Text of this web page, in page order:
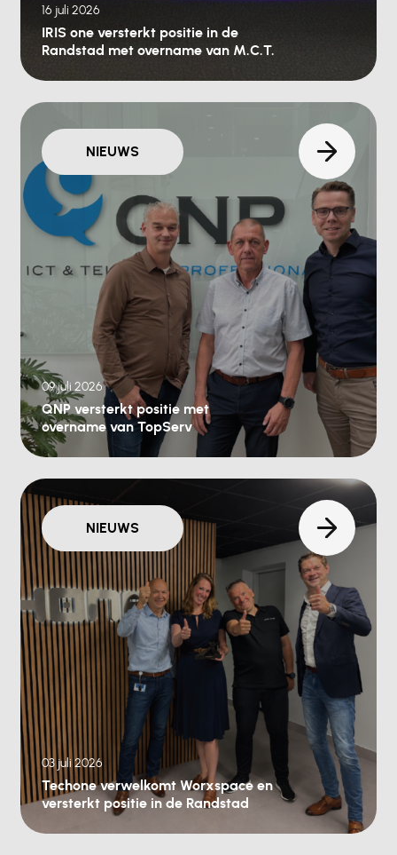
16 juli 2026
IRIS one versterkt positie in de
Randstad met overname van M.C.T.
NIEUWS
09 juli 2026
QNP versterkt positie met
overname van TopServ
NIEUWS
03 juli 2026
Techone verwelkomt Worxspace en
versterkt positie in de Randstad